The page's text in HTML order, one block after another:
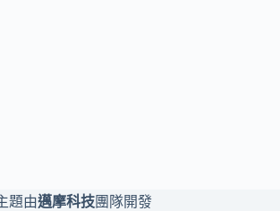
題由邁摩科技團隊開發